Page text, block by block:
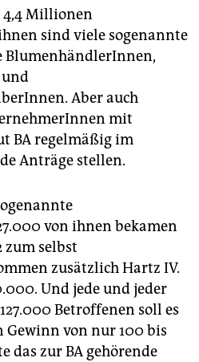
4,4 Millionen
sind viele sogenannte
BlumenhändlerInnen,
Aber auch
mit
BA regelmäßig im
Anträge stellen.
von ihnen bekamen
zum selbst
zusätzlich Hartz IV.
Und jede und jeder
Betroffenen soll es
von nur 100 bis
das zur BA gehörende